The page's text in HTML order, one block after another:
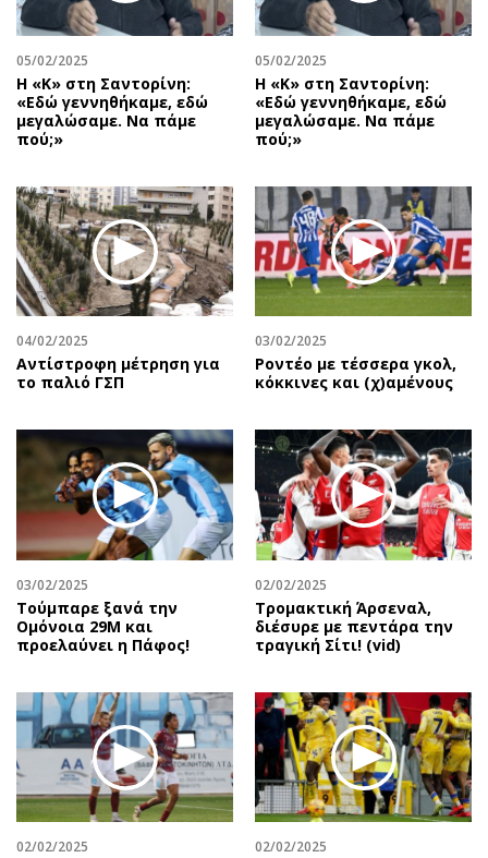
05/02/2025
Η «Κ» στη Σαντορίνη:
«Εδώ γεννηθήκαμε, εδώ
μεγαλώσαμε. Να πάμε
πού;»
05/02/2025
Η «Κ» στη Σαντορίνη:
«Εδώ γεννηθήκαμε, εδώ
μεγαλώσαμε. Να πάμε
πού;»
04/02/2025
Αντίστροφη μέτρηση για
το παλιό ΓΣΠ
03/02/2025
Ροντέο με τέσσερα γκολ,
κόκκινες και (χ)αμένους
03/02/2025
Τούμπαρε ξανά την
Ομόνοια 29Μ και
προελαύνει η Πάφος!
02/02/2025
Τρομακτική Άρσεναλ,
διέσυρε με πεντάρα την
τραγική Σίτι! (vid)
02/02/2025 02/02/2025